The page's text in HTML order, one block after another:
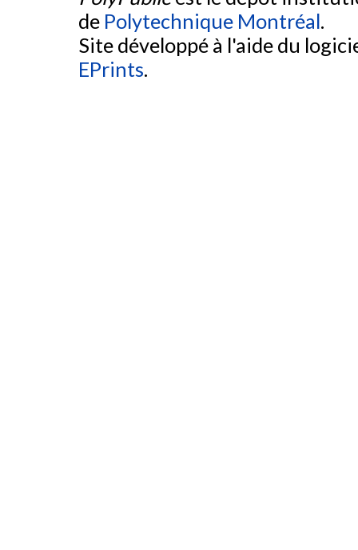
de Polytechnique Montréal.
Site développé à l'aide du
EPrints.